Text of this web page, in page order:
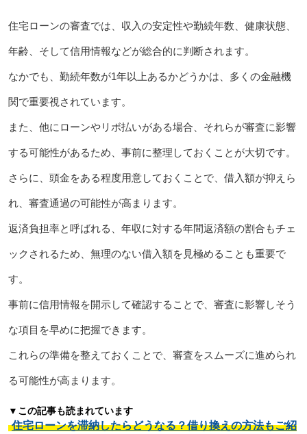
住宅ローンの審査では、収入の安定性や勤続年数、健康状態、
年齢、そして信用情報などが総合的に判断されます。
なかでも、勤続年数が1年以上あるかどうかは、多くの金融機
関で重要視されています。
また、他にローンやリボ払いがある場合、それらが審査に影響
する可能性があるため、事前に整理しておくことが大切です。
さらに、頭金をある程度用意しておくことで、借入額が抑えら
れ、審査通過の可能性が高まります。
返済負担率と呼ばれる、年収に対する年間返済額の割合もチェ
ックされるため、無理のない借入額を見極めることも重要で
す。
事前に信用情報を開示して確認することで、審査に影響しそう
な項目を早めに把握できます。
これらの準備を整えておくことで、審査をスムーズに進められ
る可能性が高まります。
▼この記事も読まれています
住宅ローンを滞納したらどうなる？借り換えの方法もご紹